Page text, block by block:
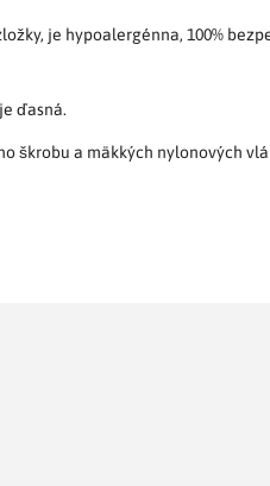
je hypoalergénna, 100%
ďasná.
škrobu a mäkkých nylonových